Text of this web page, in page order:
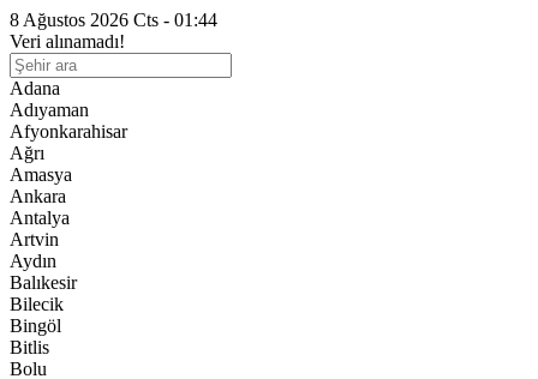
8 Ağustos 2026 Cts - 01:44
Veri alınamadı!
Adana
Adıyaman
Afyonkarahisar
Ağrı
Amasya
Ankara
Antalya
Artvin
Aydın
Balıkesir
Bilecik
Bingöl
Bitlis
Bolu